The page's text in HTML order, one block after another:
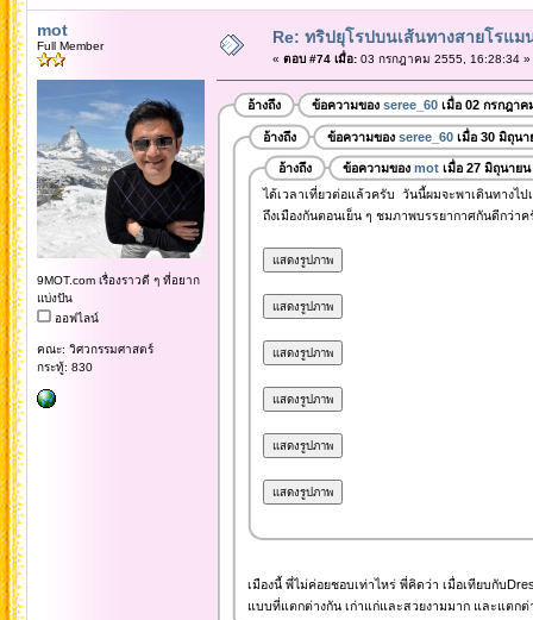
mot
Full Member
9MOT.com เรื่องราวดี ๆ ที่อยาก
แบ่งปัน
ออฟไลน์
คณะ: วิศวกรรมศาสตร์
กระทู้: 830
Re: ทริปยุโรปบนเส้นทางสายโรแม
« ตอบ #74 เมื่อ:03 กรกฎาคม 2555, 16:28:34 »
อ้างถึง ข้อความของ seree_60เมื่อ 02 กรกฎาค
อ้างถึง ข้อความของ seree_60เมื่อ 30 มิถุนา
อ้างถึง ข้อความของ motเมื่อ 27 มิถุนายน
ได้เวลาเที่ยวต่อแล้วครับ วันนี้ผมจะพาเดินทางไป
ถึงเมืองกันตอนเย็น ๆ ชมภาพบรรยากาศกันดีกว่าค
เมืองนี้ พี่ไม่ค่อยชอบเท่าไหร่ พี่คิดว่า เมื่อเทียบกับ
แบบที่แตกต่างกัน เก่าแก่และสวยงามมาก และแตก